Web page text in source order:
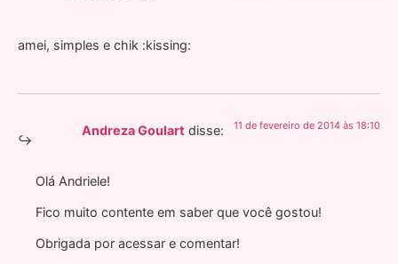
amei, simples e chik :kissing:
Andreza Goulart disse: 11 de fevereiro de 2014 às 18:10
Olá Andriele!
Fico muito contente em saber que você gostou!
Obrigada por acessar e comentar!